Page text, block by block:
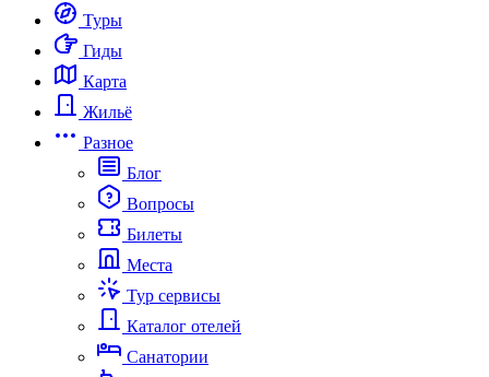
Туры
Гиды
Карта
Жильё
Разное
Блог
Вопросы
Билеты
Места
Тур сервисы
Каталог отелей
Санатории